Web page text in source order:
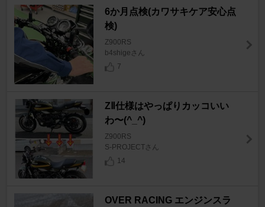
6か月点検(カワサキケア安心点
検)
Z900RS
b4shigeさん
7
ZⅡ仕様はやっぱりカッコいい
わ〜(^_^)
Z900RS
S-PROJECTさん
14
OVER RACING エンジンスラ